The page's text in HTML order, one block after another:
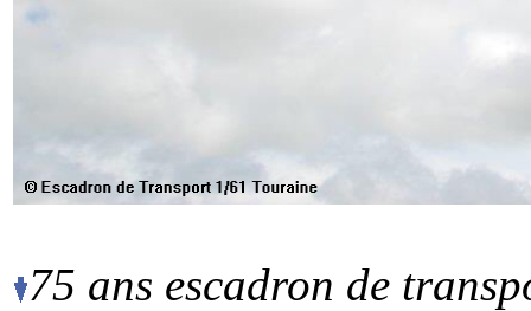
75 ans escadron de